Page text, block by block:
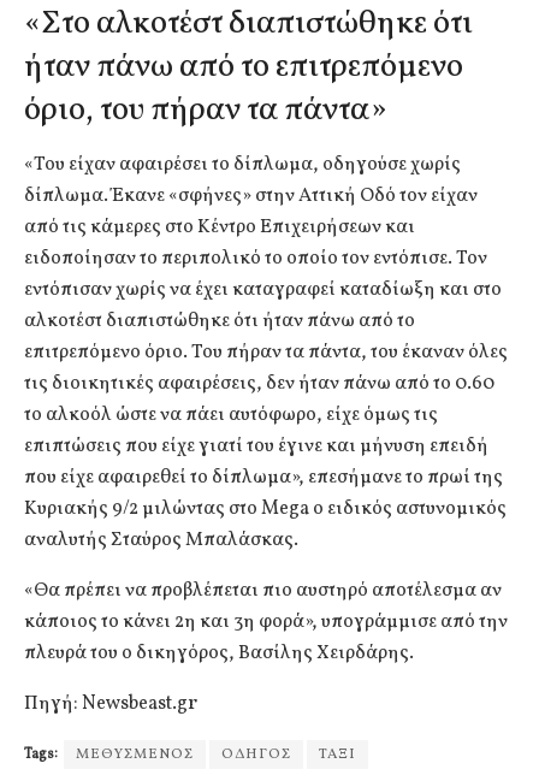
«Στο αλκοτέστ διαπιστώθηκε ότι
ήταν πάνω από το επιτρεπόμενο
όριο, του πήραν τα πάντα»
«Του είχαν αφαιρέσει το δίπλωμα, οδηγούσε χωρίς
δίπλωμα. Έκανε «σφήνες» στην Αττική Οδό τον είχαν
από τις κάμερες στο Κέντρο Επιχειρήσεων και
ειδοποίησαν το περιπολικό το οποίο τον εντόπισε. Τον
εντόπισαν χωρίς να έχει καταγραφεί καταδίωξη και στο
αλκοτέστ διαπιστώθηκε ότι ήταν πάνω από το
επιτρεπόμενο όριο. Του πήραν τα πάντα, του έκαναν όλες
τις διοικητικές αφαιρέσεις, δεν ήταν πάνω από το 0.60
το αλκοόλ ώστε να πάει αυτόφωρο, είχε όμως τις
επιπτώσεις που είχε γιατί του έγινε και μήνυση επειδή
που είχε αφαιρεθεί το δίπλωμα», επεσήμανε το πρωί της
Κυριακής 9/2 μιλώντας στο Mega ο ειδικός αστυνομικός
αναλυτής Σταύρος Μπαλάσκας.
«Θα πρέπει να προβλέπεται πιο αυστηρό αποτέλεσμα αν
κάποιος το κάνει 2η και 3η φορά», υπογράμμισε από την
πλευρά του ο δικηγόρος, Βασίλης Χειρδάρης.
Πηγή: Newsbeast.gr
Tags: ΜΕΘΥΣΜΕΝΟΣ ΟΔΗΓΟΣ ΤΑΞΙ